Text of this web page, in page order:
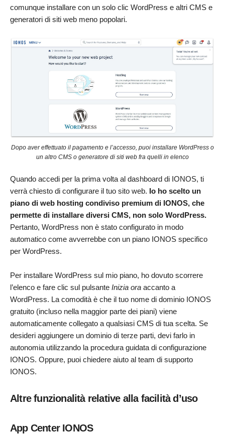
comunque installare con un solo clic WordPress e altri CMS e
generatori di siti web meno popolari.
Dopo aver effettuato il pagamento e l’accesso, puoi installare WordPress o
un altro CMS o generatore di siti web fra quelli in elenco
Quando accedi per la prima volta al dashboard di IONOS, ti
verrà chiesto di configurare il tuo sito web. Io ho scelto un
piano di web hosting condiviso premium di IONOS, che
permette di installare diversi CMS, non solo WordPress.
Pertanto, WordPress non è stato configurato in modo
automatico come avverrebbe con un piano IONOS specifico
per WordPress.
Per installare WordPress sul mio piano, ho dovuto scorrere
l’elenco e fare clic sul pulsante Inizia ora accanto a
WordPress. La comodità è che il tuo nome di dominio IONOS
gratuito (incluso nella maggior parte dei piani) viene
automaticamente collegato a qualsiasi CMS di tua scelta. Se
desideri aggiungere un dominio di terze parti, devi farlo in
autonomia utilizzando la procedura guidata di configurazione
IONOS. Oppure, puoi chiedere aiuto al team di supporto
IONOS.
Altre funzionalità relative alla facilità d’uso
App Center IONOS